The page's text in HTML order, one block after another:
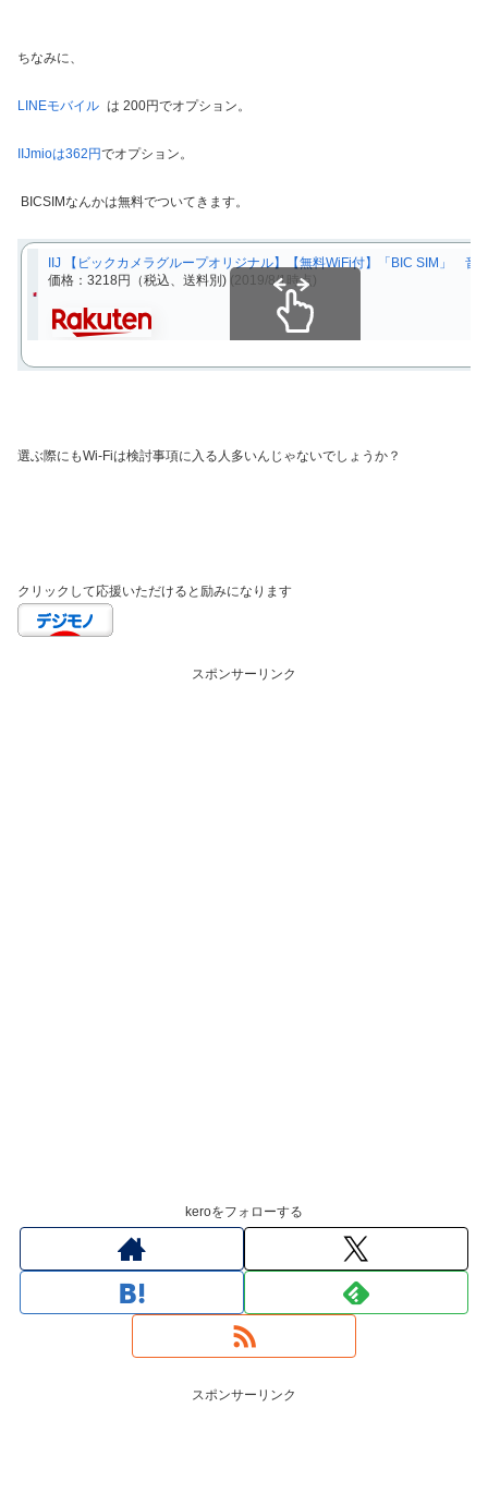
ちなみに、
LINEモバイル は 200円でオプション。
IIJmioは362円でオプション。
BICSIMなんかは無料でついてきます。
IIJ 【ビックカメラグループオリジナル】【無料WiFi付】「BIC SIM」
価格：3218円（税込、送料別) (2019/8/1時点)
選ぶ際にもWi-Fiは検討事項に入る人多いんじゃないでしょうか？
クリックして応援いただけると励みになります
スポンサーリンク
keroをフォローする
スポンサーリンク